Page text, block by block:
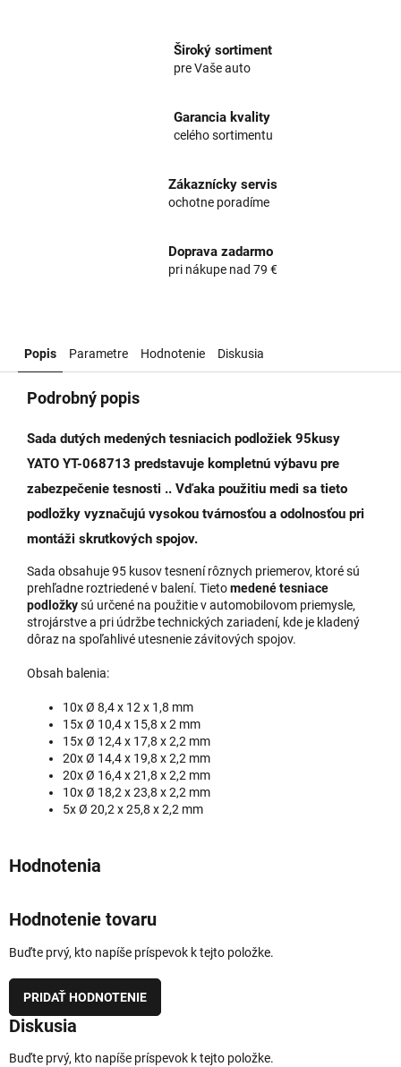
Široký sortiment
pre Vaše auto
Garancia kvality
celého sortimentu
Zákaznícky servis
ochotne poradíme
Doprava zadarmo
pri nákupe nad 79 €
Popis Parametre Hodnotenie Diskusia
Podrobný popis
Sada dutých medených tesniacich podložiek 95kusy
YATO YT-068713 predstavuje kompletnú výbavu pre
zabezpečenie tesnosti .. Vďaka použitiu medi sa tieto
podložky vyznačujú vysokou tvárnosťou a odolnosťou pri
montáži skrutkových spojov.
Sada obsahuje 95 kusov tesnení rôznych priemerov, ktoré sú
prehľadne roztriedené v balení. Tietomedené tesniace
podložkysú určené na použitie v automobilovom priemysle,
strojárstve a pri údržbe technických zariadení, kde je kladený
dôraz na spoľahlivé utesnenie závitových spojov.
Obsah balenia:
10x Ø 8,4 x 12 x 1,8 mm
15x Ø 10,4 x 15,8 x 2 mm
15x Ø 12,4 x 17,8 x 2,2 mm
20x Ø 14,4 x 19,8 x 2,2 mm
20x Ø 16,4 x 21,8 x 2,2 mm
10x Ø 18,2 x 23,8 x 2,2 mm
5x Ø 20,2 x 25,8 x 2,2 mm
Hodnotenie tovaru
Buďte prvý, kto napíše príspevok k tejto položke.
PRIDAŤ HODNOTENIE
Diskusia
Buďte prvý, kto napíše príspevok k tejto položke.